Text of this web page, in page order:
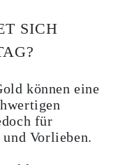
SICH
können eine
für
Vorlieben.